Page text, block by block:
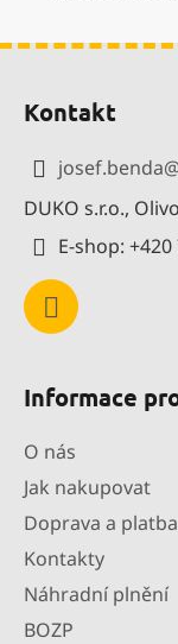
Kontakt
josef.benda
DUKO s.r.o.,
E-shop:
Informace
O nás
Jak nakupovat
Doprava a platba
Kontakty
Náhradní plnění
BOZP